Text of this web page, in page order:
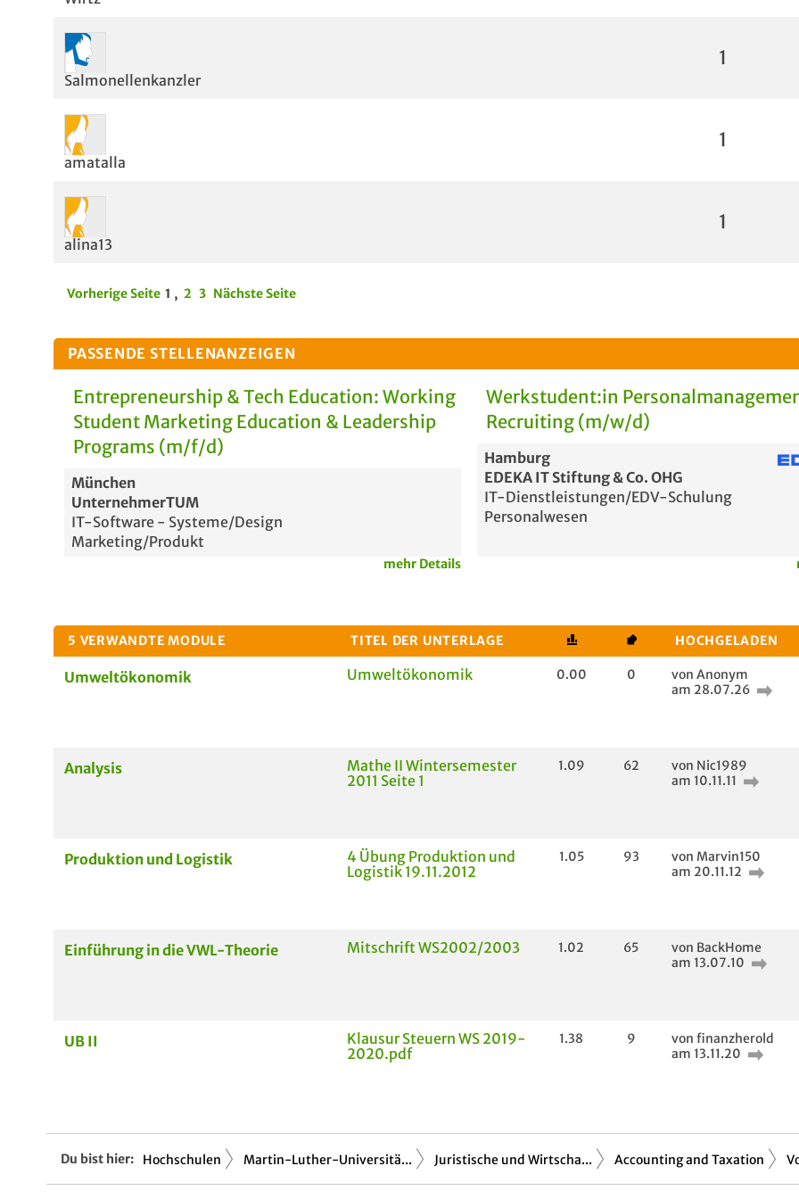
Salmonellenkanzler
1
amatalla
1
alina13
1
Vorherige Seite 1 , 2 3 Nächste Seite
PASSENDE STELLENANZEIGEN
Entrepreneurship & Tech Education: Working
Student Marketing Education & Leadership
Programs (m/f/d)
München
UnternehmerTUM
IT-Software - Systeme/Design
Marketing/Produkt
mehr Details
Werkstudent:in
Recruiting (m/w/d)
Hamburg
EDEKA IT Stiftung & Co. OHG
IT-Dienstleistungen/EDV-Schulung
Personalwesen
5 VERWANDTE MODULE TITEL DER UNTERLAGE HOCHGELADEN
Umweltökonomik Umweltökonomik 0.00 0
von Anonym
am 28.07.26
Analysis
Mathe II Wintersemester
2011 Seite 1
1.09 62
von Nic1989
am 10.11.11
Produktion und Logistik
4 Übung Produktion und
Logistik 19.11.2012
1.05 93
von Marvin150
am 20.11.12
Einführung in die VWL-Theorie Mitschrift WS2002/2003 1.02 65
von BackHome
am 13.07.10
UB II
Klausur Steuern WS 2019-
2020.pdf
1.38 9
von finanzherold
am 13.11.20
Du bist hier: Hochschulen Martin-Luther-Universitä... Juristische und Wirtscha... Accounting and Taxation